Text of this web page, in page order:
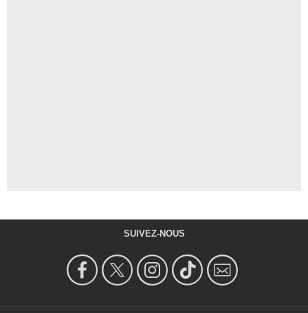
SUIVEZ-NOUS